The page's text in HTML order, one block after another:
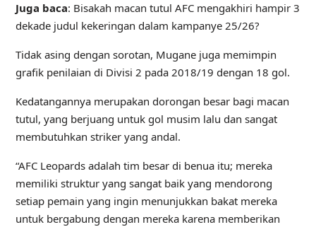
Juga baca: Bisakah macan tutul AFC mengakhiri hampir 3
dekade judul kekeringan dalam kampanye 25/26?
Tidak asing dengan sorotan, Mugane juga memimpin
grafik penilaian di Divisi 2 pada 2018/19 dengan 18 gol.
Kedatangannya merupakan dorongan besar bagi macan
tutul, yang berjuang untuk gol musim lalu dan sangat
membutuhkan striker yang andal.
“AFC Leopards adalah tim besar di benua itu; mereka
memiliki struktur yang sangat baik yang mendorong
setiap pemain yang ingin menunjukkan bakat mereka
untuk bergabung dengan mereka karena memberikan